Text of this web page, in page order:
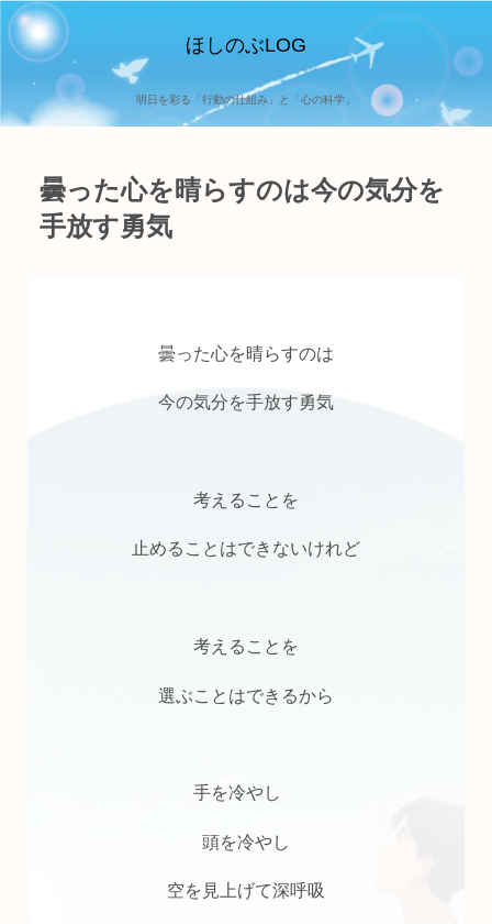
ほしのぶLOG
明日を彩る「行動の仕組み」と「心の科学」
曇った心を晴らすのは今の気分を
手放す勇気
曇った心を晴らすのは
今の気分を手放す勇気
考えることを
止めることはできないけれど
考えることを
選ぶことはできるから
手を冷やし
頭を冷やし
空を見上げて深呼吸